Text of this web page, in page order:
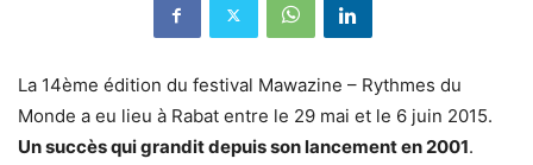
La 14ème édition du festival Mawazine – Rythmes du
Monde a eu lieu à Rabat entre le 29 mai et le 6 juin 2015.
Un succès qui grandit depuis son lancement en 2001.